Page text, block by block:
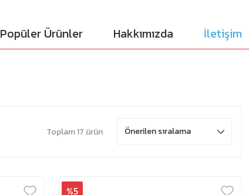
Popüler Ürünler Hakkımızda İletişim
Toplam 17 ürün
%5